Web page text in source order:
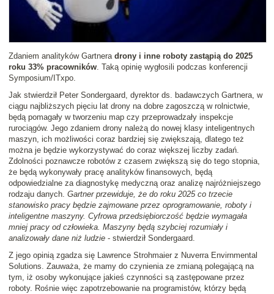
Zdaniem analityków Gartnera drony i inne roboty zastąpią do 2025
roku 33% pracowników. Taką opinię wygłosili podczas konferencji
Symposium/ITxpo.
Jak stwierdził Peter Sondergaard, dyrektor ds. badawczych Gartnera, w
ciągu najbliższych pięciu lat drony na dobre zagoszczą w rolnictwie,
będą pomagały w tworzeniu map czy przeprowadzały inspekcje
rurociągów. Jego zdaniem drony należą do nowej klasy inteligentnych
maszyn, ich możliwości coraz bardziej się zwiększają, dlatego też
można je będzie wykorzystywać do coraz większej liczby zadań.
Zdolności poznawcze robotów z czasem zwiększą się do tego stopnia,
że będą wykonywały pracę analityków finansowych, będą
odpowiedzialne za diagnostykę medyczną oraz analizę najróżniejszego
rodzaju danych. Gartner przewiduje, że do roku 2025 co trzecie
stanowisko pracy będzie zajmowane przez oprogramowanie, roboty i
inteligentne maszyny. Cyfrowa przedsiębiorczość będzie wymagała
mniej pracy od człowieka. Maszyny będą szybciej rozumiały i
analizowały dane niż ludzie - stwierdził Sondergaard.
Z jego opinią zgadza się Lawrence Strohmaier z Nuverra Envirnmental
Solutions. Zauważa, że mamy do czynienia ze zmianą polegającą na
tym, iż osoby wykonujące jakieś czynności są zastępowane przez
roboty. Rośnie więc zapotrzebowanie na programistów, którzy będą